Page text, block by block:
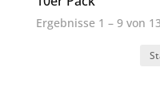
Ergebnisse 1 – 9 von